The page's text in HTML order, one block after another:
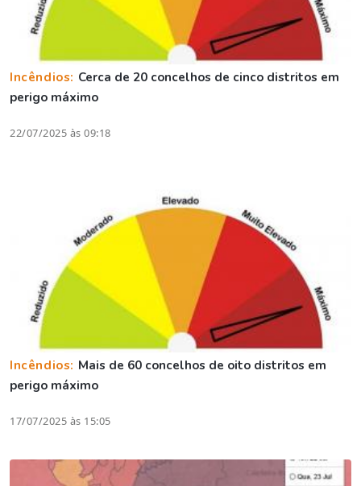
Incêndios: Cerca de 20 concelhos de cinco distritos em
perigo máximo
22/07/2025 às 09:18
Incêndios: Mais de 60 concelhos de oito distritos em
perigo máximo
17/07/2025 às 15:05